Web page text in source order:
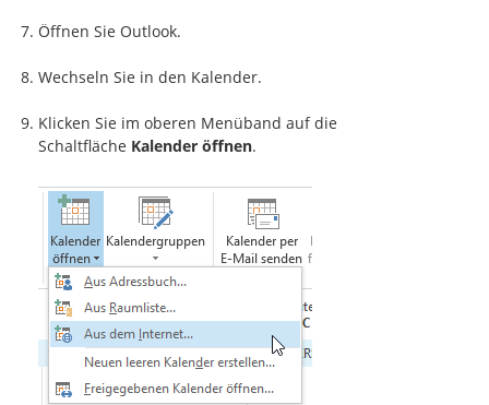
Öffnen Sie Outlook.
Wechseln Sie in den Kalender.
Klicken Sie im oberen Menüband auf die
Schaltfläche Kalender öffnen.